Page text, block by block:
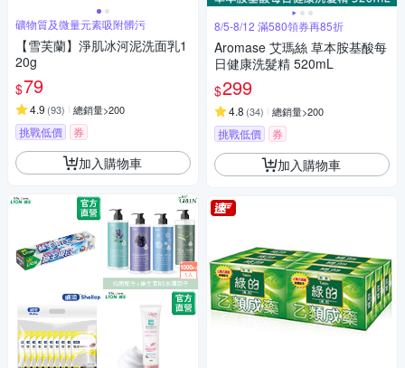
礦物質及微量元素吸附髒污
【雪芙蘭】淨肌冰河泥洗面乳1
20g
$79
4.9 (93) 總銷量>200
挑戰低價 券
加入購物車
8/5-8/12 滿580領券再85折
Aromase 艾瑪絲 草本胺基酸每
日健康洗髮精 520mL
$299
4.8 (34) 總銷量>200
挑戰低價 券
加入購物車